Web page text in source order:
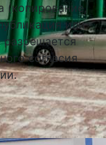
(копирование,
или
согласия